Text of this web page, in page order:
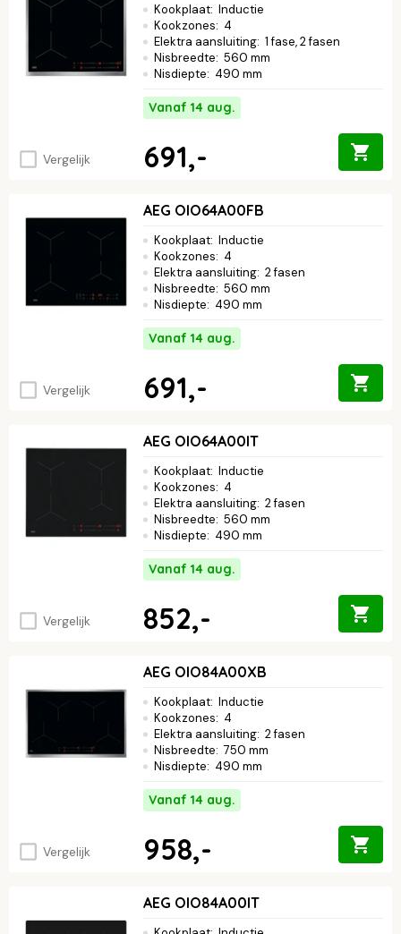
Vergelijk
Kookplaat: Inductie
Kookzones: 4
Elektra aansluiting: 1 fase, 2 fasen
Nisbreedte: 560 mm
Nisdiepte: 490 mm
Vanaf 14 aug.
691,-
Vergelijk
AEG OIO64A00FB
Kookplaat: Inductie
Kookzones: 4
Elektra aansluiting: 2 fasen
Nisbreedte: 560 mm
Nisdiepte: 490 mm
Vanaf 14 aug.
691,-
Vergelijk
AEG OIO64A00IT
Kookplaat: Inductie
Kookzones: 4
Elektra aansluiting: 2 fasen
Nisbreedte: 560 mm
Nisdiepte: 490 mm
Vanaf 14 aug.
852,-
Vergelijk
AEG OIO84A00XB
Kookplaat: Inductie
Kookzones: 4
Elektra aansluiting: 2 fasen
Nisbreedte: 750 mm
Nisdiepte: 490 mm
Vanaf 14 aug.
958,-
AEG OIO84A00IT